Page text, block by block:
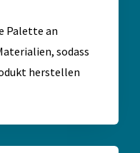
Palette an
sodass
herstellen